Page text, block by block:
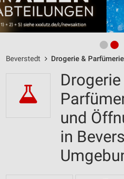
Beverstedt Drogerie & Parfümerie
Drogerie
und
in